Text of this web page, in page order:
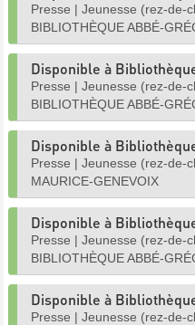
Presse | Jeunesse (rez-de-
BIBLIOTHÈQUE ABBÉ-
Disponible à
Presse | Jeunesse (rez-de-
BIBLIOTHÈQUE ABBÉ-
Disponible à
Presse | Jeunesse (rez-de-
MAURICE-GENEVOIX
Disponible à
Presse | Jeunesse (rez-de-
BIBLIOTHÈQUE ABBÉ-
Disponible à
Presse | Jeunesse (rez-de-